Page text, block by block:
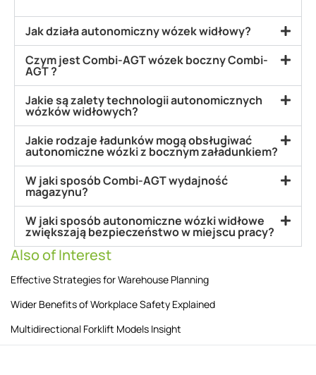
Jak działa autonomiczny wózek widłowy?
Czym jest Combi-AGT wózek boczny Combi-
AGT ?
Jakie są zalety technologii autonomicznych
wózków widłowych?
Jakie rodzaje ładunków mogą obsługiwać
autonomiczne wózki z bocznym załadunkiem?
W jaki sposób Combi-AGT wydajność
magazynu?
W jaki sposób autonomiczne wózki widłowe
zwiększają bezpieczeństwo w miejscu pracy?
Also of Interest
Effective Strategies for Warehouse Planning
Wider Benefits of Workplace Safety Explained
Multidirectional Forklift Models Insight